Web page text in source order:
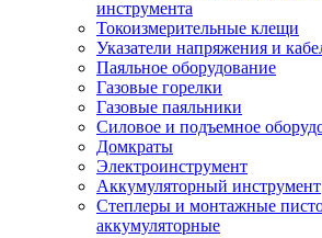
инструмента
Токоизмерительные клещи
Указатели напряжения и
Паяльное оборудование
Газовые горелки
Газовые паяльники
Силовое и подъемное
Домкраты
Электроинструмент
Аккумуляторный инструмент
Степлеры и монтажные
аккумуляторные